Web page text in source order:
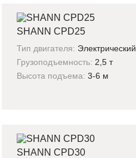
SHANN CPD25
Тип двигателя: Электрический
Грузоподъемность: 2,5 т
Высота подъема: 3-6 м
SHANN CPD30